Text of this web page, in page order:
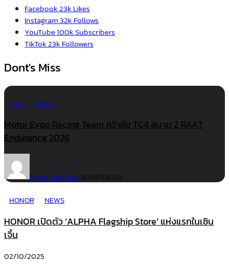
Facebook23k Likes
Instagram32k Follows
YouTube100kSubscribers
TikTok23k Followers
Dont's Miss
Cars NEWS
Motor Expo Racing Team คว้าชัย TC4 สนาม 2 RAAT
Endurance 2026
News GadGuan20/07/2026
HONOR
NEWS
HONOR เปิดตัว ‘ALPHA Flagship Store’ แห่งแรกในเซิน
เจิ้น
02/10/2025